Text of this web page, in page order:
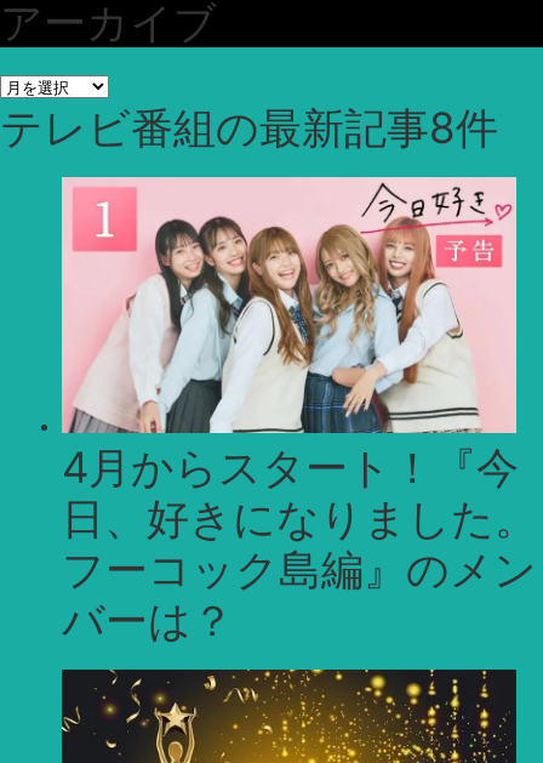
アーカイブ
ア
ー
カ
テレビ番組の最新記事8件
4月からスタート！『今
日、好きになりました。
フーコック島編』のメン
バーは？